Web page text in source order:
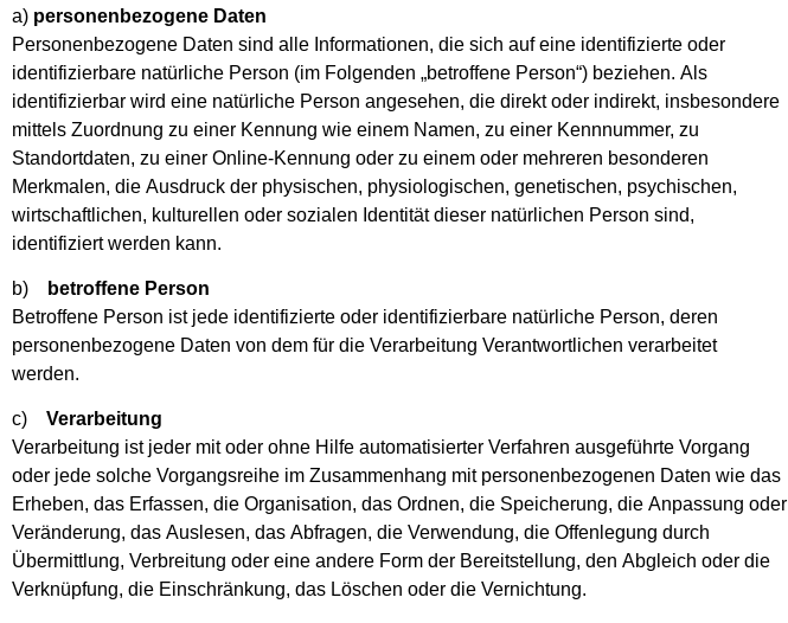
a) personenbezogene Daten
Personenbezogene Daten sind alle Informationen, die sich auf eine identifizierte oder
identifizierbare natürliche Person (im Folgenden „betroffene Person“) beziehen. Als
identifizierbar wird eine natürliche Person angesehen, die direkt oder indirekt, insbesondere
mittels Zuordnung zu einer Kennung wie einem Namen, zu einer Kennnummer, zu
Standortdaten, zu einer Online-Kennung oder zu einem oder mehreren besonderen
Merkmalen, die Ausdruck der physischen, physiologischen, genetischen, psychischen,
wirtschaftlichen, kulturellen oder sozialen Identität dieser natürlichen Person sind,
identifiziert werden kann.
b)
betroffene Person
Betroffene Person ist jede identifizierte oder identifizierbare natürliche Person, deren
personenbezogene Daten von dem für die Verarbeitung Verantwortlichen verarbeitet
werden.
c)
Verarbeitung
Verarbeitung ist jeder mit oder ohne Hilfe automatisierter Verfahren ausgeführte Vorgang
oder jede solche Vorgangsreihe im Zusammenhang mit personenbezogenen Daten wie das
Erheben, das Erfassen, die Organisation, das Ordnen, die Speicherung, die Anpassung oder
Veränderung, das Auslesen, das Abfragen, die Verwendung, die Offenlegung durch
Übermittlung, Verbreitung oder eine andere Form der Bereitstellung, den Abgleich oder die
Verknüpfung, die Einschränkung, das Löschen oder die Vernichtung.